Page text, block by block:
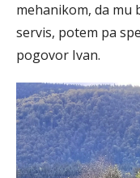
mehanikom, da mu
servis, potem pa
pogovor Ivan.